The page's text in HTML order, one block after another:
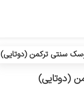
سنتی ترکمن (دوتایی)
(دوتایی)